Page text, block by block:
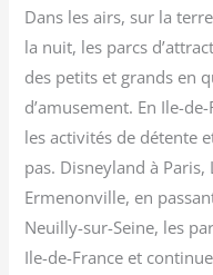
Dans les airs, sur la
la nuit, les parcs
des petits et grands en
d’amusement. En Ile-
les activités de détente
pas. Disneyland à Paris,
Ermenonville, en
Neuilly-sur-Seine, les
Ile-de-France et